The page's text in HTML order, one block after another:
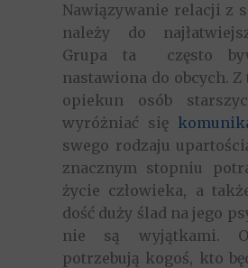
Nawiązywanie relacji z
należy do
Grupa ta często
nastawiona do obcych. Z
opiekun osób
wyróżniać się
swego rodzaju
znacznym stopniu
życie człowieka, a
dość duży ślad na jego
nie są wyjątkami.
potrzebują kogoś, kto